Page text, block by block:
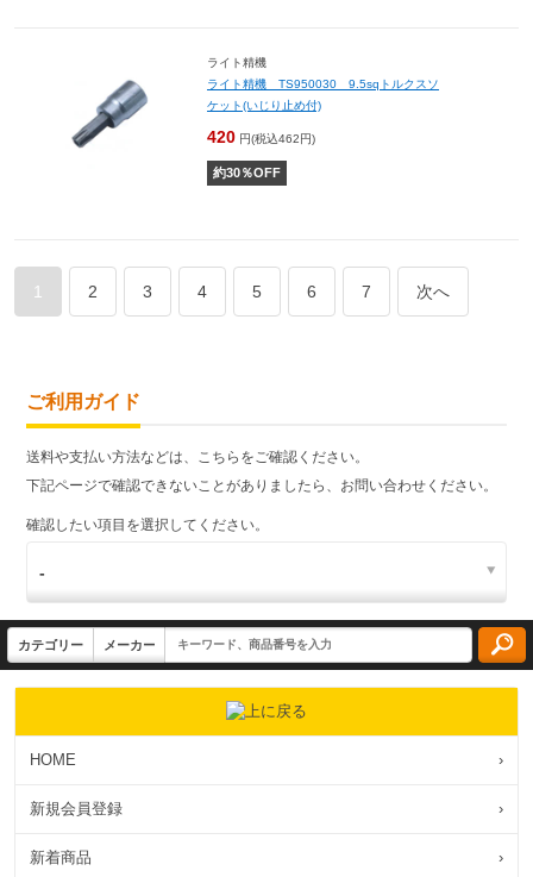
ライト精機
ライト精機 TS950030 9.5sqトルクスソ
ケット(いじり止め付)
420 円(税込462円)
約30％OFF
1 2 3 4 5 6 7 次へ
ご利用ガイド
送料や支払い方法などは、こちらをご確認ください。
下記ページで確認できないことがありましたら、お問い合わせください。
確認したい項目を選択してください。
HOME ›
新規会員登録 ›
新着商品 ›